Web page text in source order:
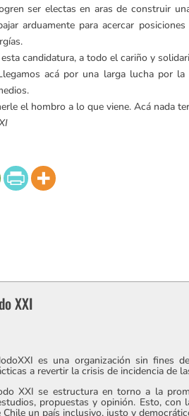
ser electas en aras de construir
arduamente para acercar
candidatura, a todo el cariño y
acá por una larga lucha por
el hombro a lo que viene. Acá nada
XXI
es una organización sin fines
a revertir la crisis de incidencia de
XXI se estructura en torno a la
propuestas y opinión. Esto,
Chile un país inclusivo, justo y